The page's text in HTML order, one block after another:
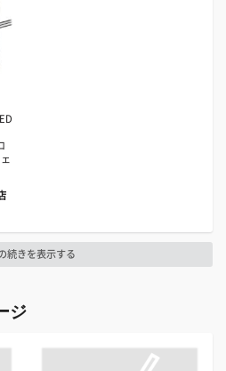
続きを表示する
ジ